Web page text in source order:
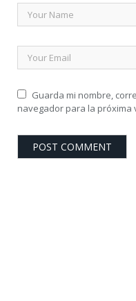
Guarda mi nombre,
navegador para la próxima